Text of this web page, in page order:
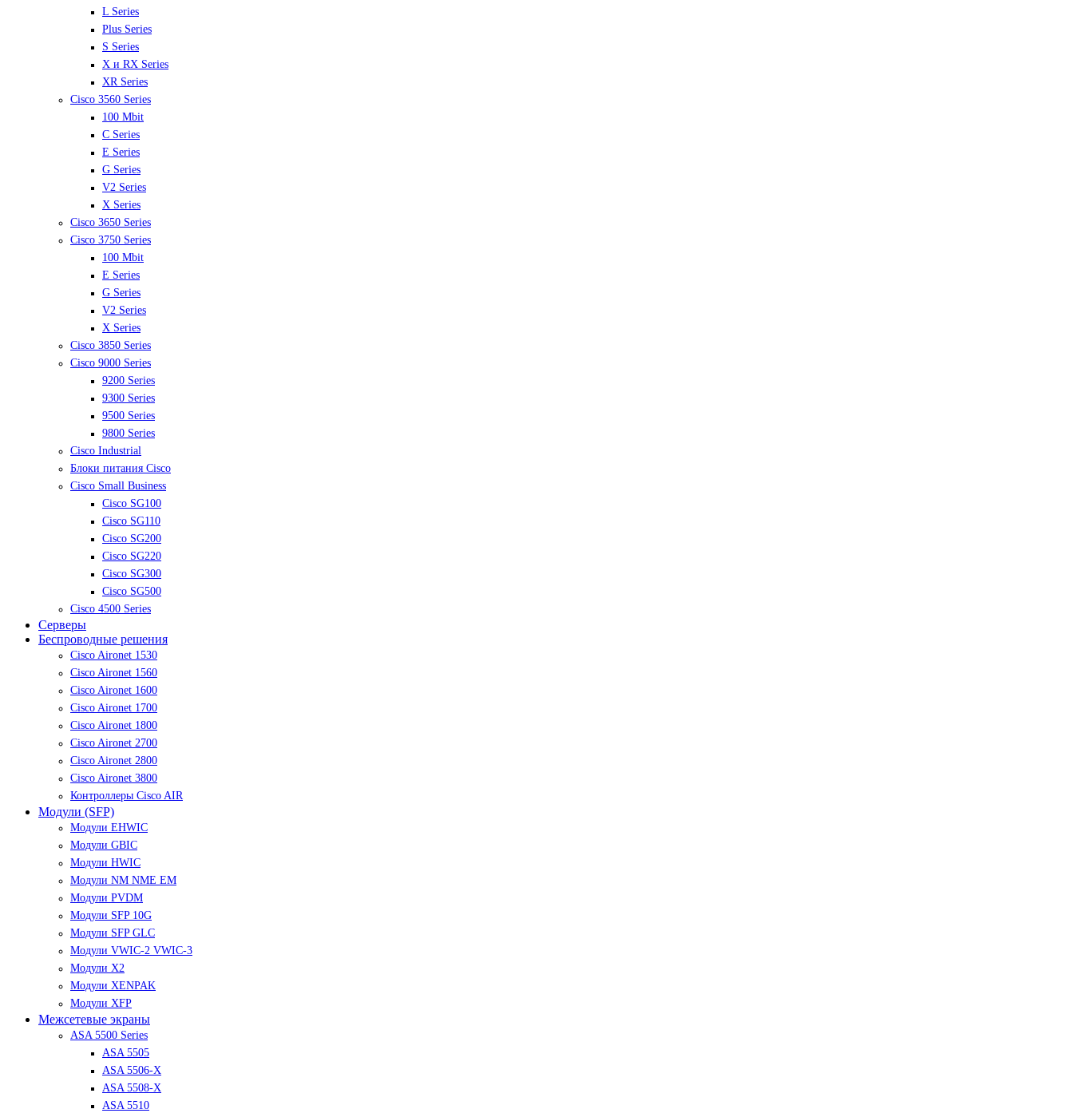
L Series
Plus Series
S Series
X и RX Series
XR Series
Cisco 3560 Series
100 Mbit
C Series
E Series
G Series
V2 Series
X Series
Cisco 3650 Series
Cisco 3750 Series
100 Mbit
E Series
G Series
V2 Series
X Series
Cisco 3850 Series
Cisco 9000 Series
9200 Series
9300 Series
9500 Series
9800 Series
Cisco Industrial
Блоки питания Cisco
Cisco Small Business
Cisco SG100
Cisco SG110
Cisco SG200
Cisco SG220
Cisco SG300
Cisco SG500
Cisco 4500 Series
Серверы
Беспроводные решения
Cisco Aironet 1530
Cisco Aironet 1560
Cisco Aironet 1600
Cisco Aironet 1700
Cisco Aironet 1800
Cisco Aironet 2700
Cisco Aironet 2800
Cisco Aironet 3800
Контроллеры Cisco AIR
Модули (SFP)
Модули EHWIC
Модули GBIC
Модули HWIC
Модули NM NME EM
Модули PVDM
Модули SFP 10G
Модули SFP GLC
Модули VWIC-2 VWIC-3
Модули X2
Модули XENPAK
Модули XFP
Межсетевые экраны
ASA 5500 Series
ASA 5505
ASA 5506-X
ASA 5508-X
ASA 5510